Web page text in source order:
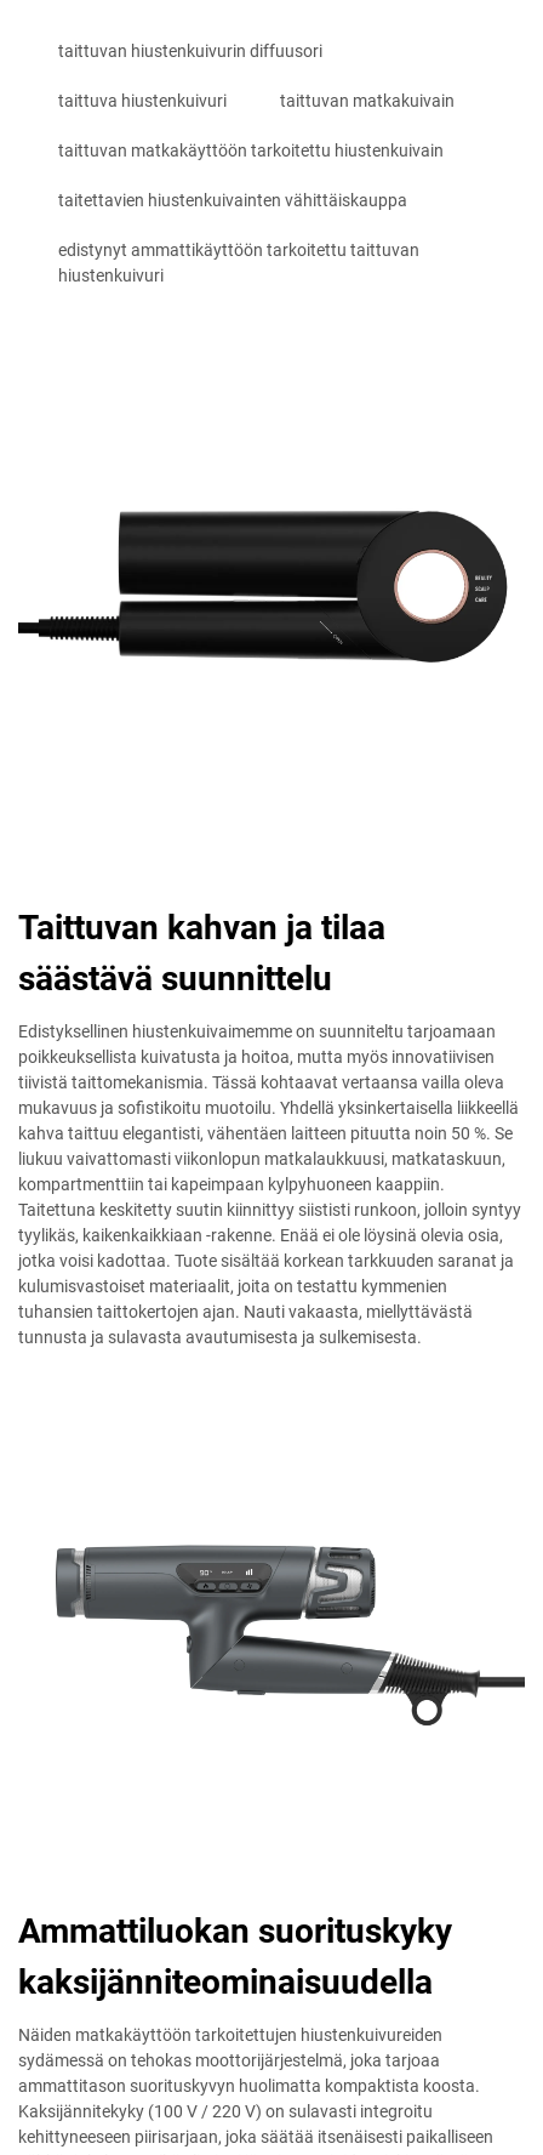
taittuvan hiustenkuivurin diffuusori
taittuva hiustenkuivuri taittuvan matkakuivain
taittuvan matkakäyttöön tarkoitettu hiustenkuivain
taitettavien hiustenkuivainten vähittäiskauppa
edistynyt ammattikäyttöön tarkoitettu taittuvan
hiustenkuivuri
Taittuvan kahvan ja tilaa
säästävä suunnittelu
Edistyksellinen hiustenkuivaimemme on suunniteltu tarjoamaan
poikkeuksellista kuivatusta ja hoitoa, mutta myös innovatiivisen
tiivistä taittomekanismia. Tässä kohtaavat vertaansa vailla oleva
mukavuus ja sofistikoitu muotoilu. Yhdellä yksinkertaisella liikkeellä
kahva taittuu elegantisti, vähentäen laitteen pituutta noin 50 %. Se
liukuu vaivattomasti viikonlopun matkalaukkuusi, matkataskuun,
kompartmenttiin tai kapeimpaan kylpyhuoneen kaappiin.
Taitettuna keskitetty suutin kiinnittyy siististi runkoon, jolloin syntyy
tyylikäs, kaikenkaikkiaan -rakenne. Enää ei ole löysinä olevia osia,
jotka voisi kadottaa. Tuote sisältää korkean tarkkuuden saranat ja
kulumisvastoiset materiaalit, joita on testattu kymmenien
tuhansien taittokertojen ajan. Nauti vakaasta, miellyttävästä
tunnusta ja sulavasta avautumisesta ja sulkemisesta.
Ammattiluokan suorituskyky
kaksijänniteominaisuudella
Näiden matkakäyttöön tarkoitettujen hiustenkuivureiden
sydämessä on tehokas moottorijärjestelmä, joka tarjoaa
ammattitason suorituskyvyn huolimatta kompaktista koosta.
Kaksijännitekyky (100 V / 220 V) on sulavasti integroitu
kehittyneeseen piirisarjaan, joka säätää itsenäisesti paikalliseen